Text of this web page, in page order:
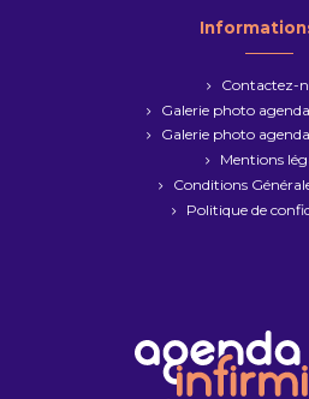
Contactez-
Galerie photo
Galerie photo
Mentions
Conditions
Politique de